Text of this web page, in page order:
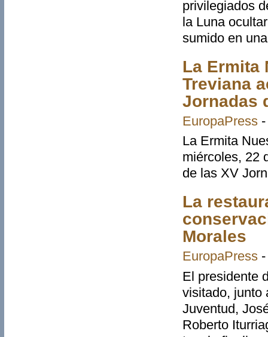
privilegiados
la Luna
sumido en
La Ermita
Treviana
Jornadas
EuropaPress
La Ermita
miércoles, 22
de las XV
La
Morales
EuropaPress
El presidente
visitado, junto
Juventud,
Roberto